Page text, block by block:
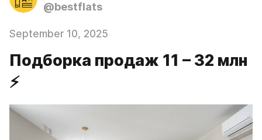
@bestflats
September 10, 2025
Подборка продаж 11 – 32 млн
⚡️